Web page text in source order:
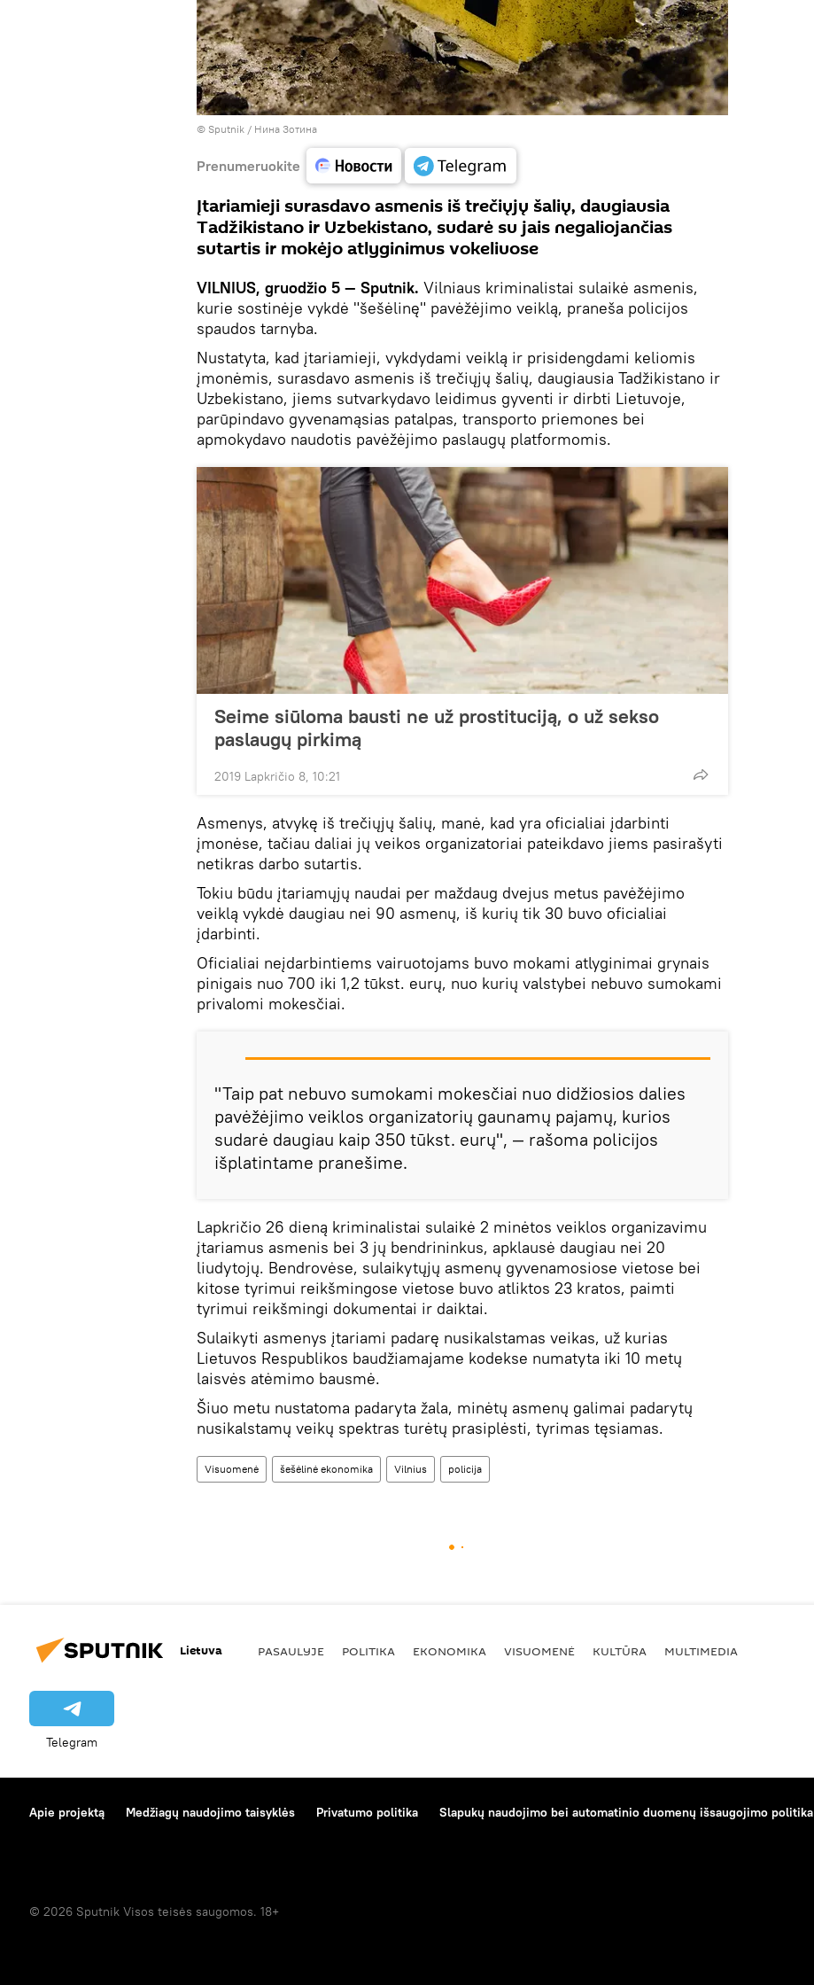
© Sputnik / Нина Зотина
Prenumeruokite
Įtariamieji surasdavo asmenis iš trečiųjų šalių, daugiausia
Tadžikistano ir Uzbekistano, sudarė su jais negaliojančias
sutartis ir mokėjo atlyginimus vokeliuose
VILNIUS, gruodžio 5 — Sputnik. Vilniaus kriminalistai sulaikė asmenis,
kurie sostinėje vykdė "šešėlinę" pavėžėjimo veiklą, praneša policijos
spaudos tarnyba.
Nustatyta, kad įtariamieji, vykdydami veiklą ir prisidengdami keliomis
įmonėmis, surasdavo asmenis iš trečiųjų šalių, daugiausia Tadžikistano ir
Uzbekistano, jiems sutvarkydavo leidimus gyventi ir dirbti Lietuvoje,
parūpindavo gyvenamąsias patalpas, transporto priemones bei
apmokydavo naudotis pavėžėjimo paslaugų platformomis.
Seime siūloma bausti ne už prostituciją, o už sekso
paslaugų pirkimą
2019 Lapkričio 8, 10:21
Asmenys, atvykę iš trečiųjų šalių, manė, kad yra oficialiai įdarbinti
įmonėse, tačiau daliai jų veikos organizatoriai pateikdavo jiems pasirašyti
netikras darbo sutartis.
Tokiu būdu įtariamųjų naudai per maždaug dvejus metus pavėžėjimo
veiklą vykdė daugiau nei 90 asmenų, iš kurių tik 30 buvo oficialiai
įdarbinti.
Oficialiai neįdarbintiems vairuotojams buvo mokami atlyginimai grynais
pinigais nuo 700 iki 1,2 tūkst. eurų, nuo kurių valstybei nebuvo sumokami
privalomi mokesčiai.
"Taip pat nebuvo sumokami mokesčiai nuo didžiosios dalies
pavėžėjimo veiklos organizatorių gaunamų pajamų, kurios
sudarė daugiau kaip 350 tūkst. eurų", — rašoma policijos
išplatintame pranešime.
Lapkričio 26 dieną kriminalistai sulaikė 2 minėtos veiklos organizavimu
įtariamus asmenis bei 3 jų bendrininkus, apklausė daugiau nei 20
liudytojų. Bendrovėse, sulaikytųjų asmenų gyvenamosiose vietose bei
kitose tyrimui reikšmingose vietose buvo atliktos 23 kratos, paimti
tyrimui reikšmingi dokumentai ir daiktai.
Sulaikyti asmenys įtariami padarę nusikalstamas veikas, už kurias
Lietuvos Respublikos baudžiamajame kodekse numatyta iki 10 metų
laisvės atėmimo bausmė.
Šiuo metu nustatoma padaryta žala, minėtų asmenų galimai padarytų
nusikalstamų veikų spektras turėtų prasiplėsti, tyrimas tęsiamas.
Visuomenė šešėlinė ekonomika Vilnius policija
Lietuva PASAULYJE POLITIKA EKONOMIKA VISUOMENĖ KULTŪRA MULTIMEDIA
Telegram
Apie projektą Medžiagų naudojimo taisyklės Privatumo politika Slapukų naudojimo bei automatinio duomenų išsaugojimo politika
© 2026 Sputnik Visos teisės saugomos. 18+